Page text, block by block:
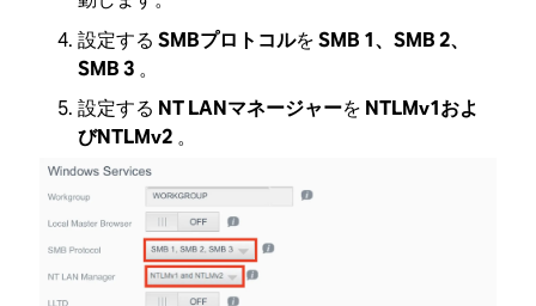
設定する SMBプロトコルをSMB 1、SMB 2、
SMB 3 。
設定する NT LANマネージャーを NTLMv1およ
びNTLMv2 。